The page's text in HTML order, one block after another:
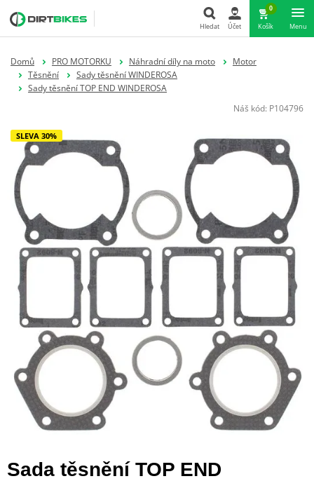
Hledat Účet
0
Košík Menu
Domů PRO MOTORKU Náhradní díly na moto
Motor
Těsnění
Sady těsnění WINDEROSA
Sady těsnění TOP END WINDEROSA
Náš kód: P104796
SLEVA 30%
Sada těsnění TOP END